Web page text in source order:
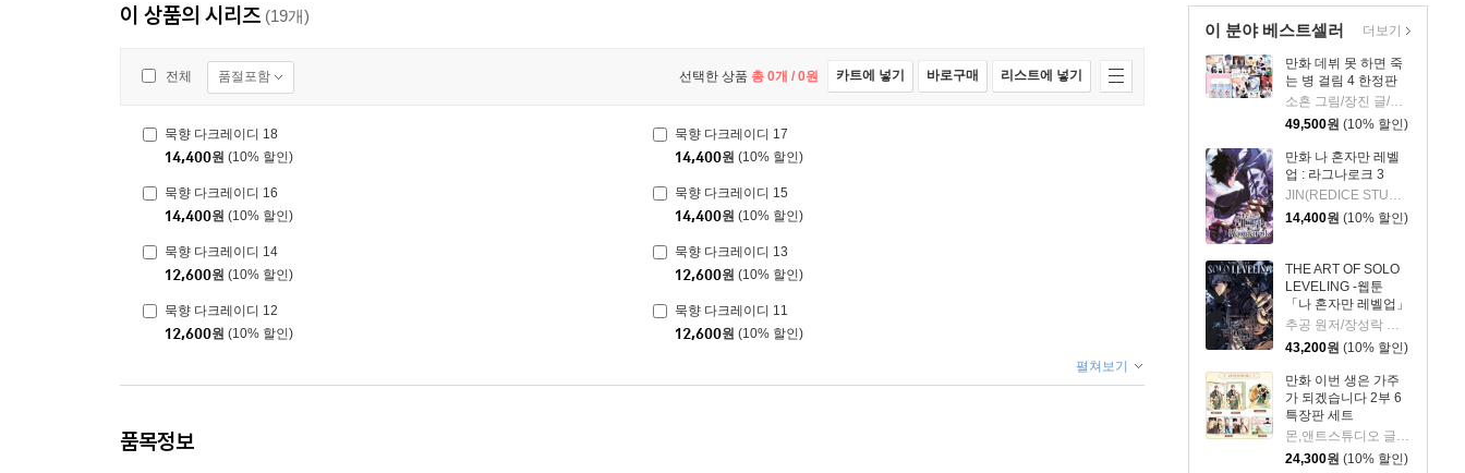
이 분야 베스트셀러
만화 데뷔 못 하면 죽
는 병 걸림 4 한정판
소흔 그림/장진 글/백덕수 원저
49,500원 (10% 할인)
만화 나 혼자만 레벨
업 : 라그나로크 3
JIN(REDICE STUDIO) 글그림/당도(REDICE STUDIO) 글/다울 원저
14,400원 (10% 할인)
THE ART OF SOLO
LEVELING -웹툰
「나 혼자만 레벨업」
공식 아트북-
43,200원 (10% 할인)
만화 이번 생은 가주
가 되겠습니다 2부 6
특장판 세트
24,300원 (10% 할인)
더보기
이 상품의 시리즈 (19개)
전체 품절포함 선택한 상품 총 0개 / 0원 카트에 넣기 바로구매 리스트에 넣기
묵향 다크레이디 18
14,400원 (10% 할인)
묵향 다크레이디 17
14,400원 (10% 할인)
묵향 다크레이디 16
14,400원 (10% 할인)
묵향 다크레이디 15
14,400원 (10% 할인)
묵향 다크레이디 14
12,600원 (10% 할인)
묵향 다크레이디 13
12,600원 (10% 할인)
묵향 다크레이디 12
12,600원 (10% 할인)
묵향 다크레이디 11
12,600원 (10% 할인)
펼쳐보기
품목정보